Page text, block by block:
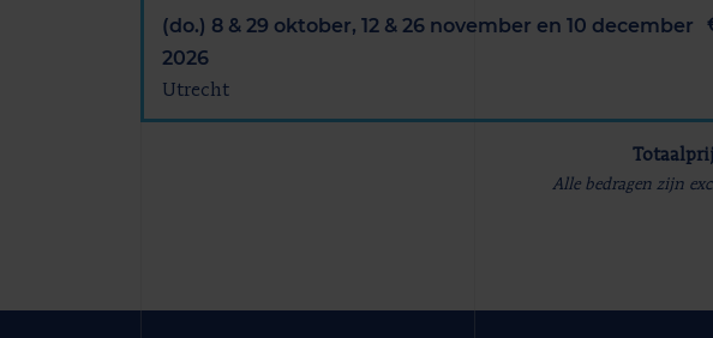
(do.) 8 & 29 oktober, 12 & 26 november en 10 december
2026
Utrecht
Alle bedragen zijn